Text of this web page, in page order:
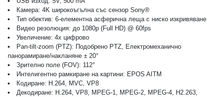
Камера: 4K широкоъгълна със сензор Sony®
Тип обектив: 6-елементнаасферична леща с ниско изкривяване
Видео резолюция: до 1080p (Full HD) @ 60fps
Увеличение: 4x цифрово
Pan-tilt-zoom (PTZ): Подобрено PTZ, Електромеханично
панорамиране/накланяне ± 20°
Зрително поле (FOV): 112°
Интелигентно рамкиране на картини: EPOS AITM
Кодиране: H.264, MVC, VP8
Декодиране: H.264, VP8, MPEG-1, MPEG-2, MPEG-4, H2.263,